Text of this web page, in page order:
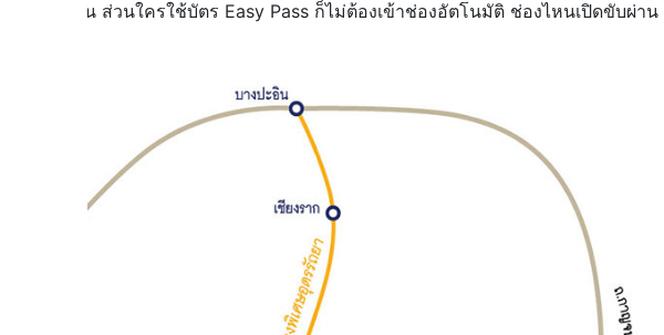
ม่ต้องจ่ายเงิน ส่วนใครใช้บัตร Easy Pass ก็ไม่ต้องเข้าช่องอัตโนมัติ ช่องไหนเปิดขับผ่าน